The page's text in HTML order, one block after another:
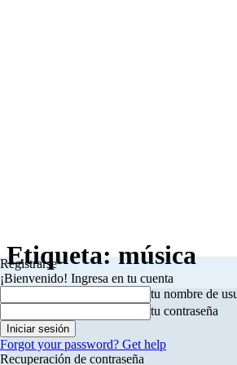
Registrarse
¡Bienvenido! Ingresa en tu cuenta
tu nombre de
tu contraseña
Forgot your password? Get help
Recuperación de contraseña
Etiqueta: música